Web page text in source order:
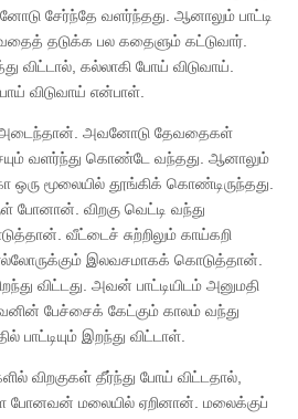
சேர்ந்தே வளர்ந்தது. ஆனாலும் பாட்டி
தடுக்க பல கதைளும் கட்டுவார்.
கல்லாகி போய் விடுவாய்.
விடுவாய் என்பாள்.
அடைந்தான். அவனோடு தேவதைகள்
வளர்ந்து கொண்டே வந்தது. ஆனாலும்
மூலையில் தூங்கிக் கொண்டிருந்தது.
போனான். விறகு வெட்டி வந்து
வீட்டைச் சுற்றிலும் காய்கறி
இலவசமாகக் கொடுத்தான்.
விட்டது. அவன் பாட்டியிடம் அனுமதி
பேச்சைக் கேட்கும் காலம் வந்து
பாட்டியும் இறந்து விட்டாள்.
விறகுகள் தீர்ந்து போய் விட்டதால்,
போனவன் மலையில் ஏறினான். மலைக்குப்